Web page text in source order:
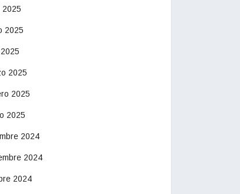
2025
2025
2025
2025
2025
2024
2024
2024